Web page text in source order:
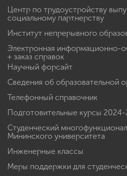
Центр по трудоустройству
социальному партнерству
Институт непрерывного
Электронная информационно-
+ заказ справок
Научный форсайт
Сведения об образовательной
Телефонный справочник
Подготовительные курсы
Студенческий
Мининского университета
Инженерные классы
Меры поддержки для